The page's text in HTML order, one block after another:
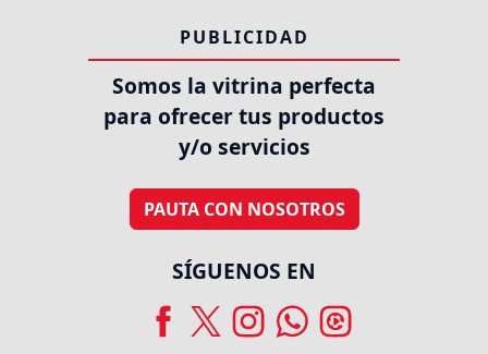
PUBLICIDAD
Somos la vitrina perfecta
para ofrecer tus productos
y/o servicios
PAUTA CON NOSOTROS
SÍGUENOS EN